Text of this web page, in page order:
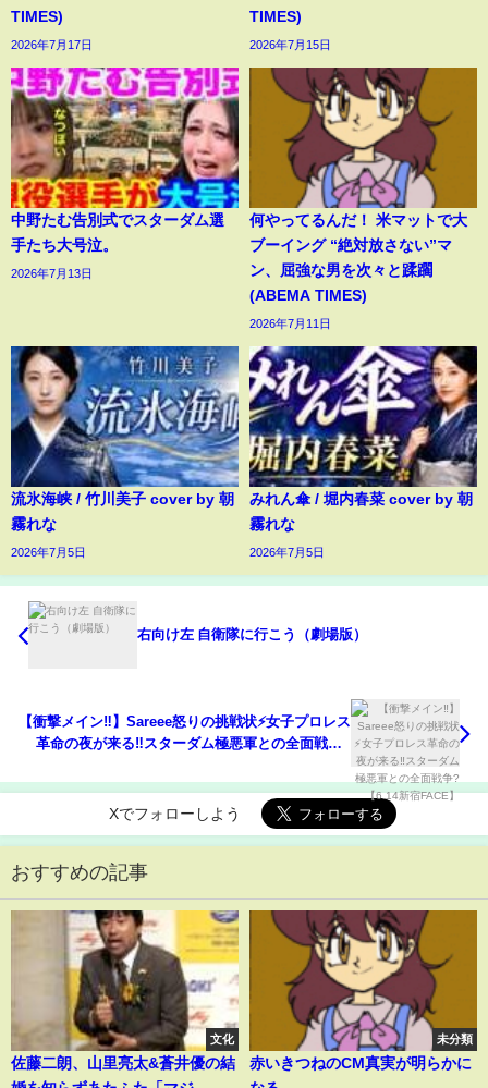
TIMES)
2026年7月17日
TIMES)
2026年7月15日
中野たむ告別式でスターダム選
手たち大号泣。
2026年7月13日
何やってるんだ！ 米マットで大
ブーイング “絶対放さない”マ
ン、屈強な男を次々と蹂躙
(ABEMA TIMES)
2026年7月11日
流氷海峡 / 竹川美子 cover by 朝
霧れな
2026年7月5日
みれん傘 / 堀内春菜 cover by 朝
霧れな
2026年7月5日
右向け左 自衛隊に行こう（劇場版）
【衝撃メイン‼】Sareee怒りの挑戦状⚡女子プロレス
革命の夜が来る‼スターダム極悪軍との全面戦争?
Xでフォローしよう
おすすめの記事
文化
佐藤二朗、山里亮太&蒼井優の結
未分類
赤いきつねのCM真実が明らかに